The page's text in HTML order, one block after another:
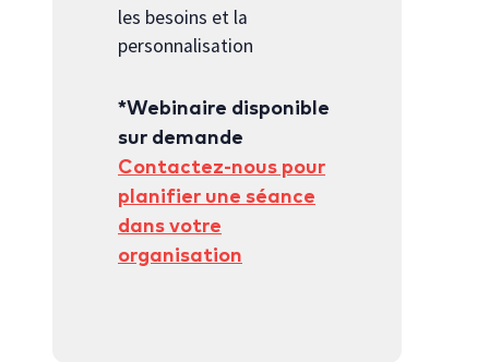
les besoins et la
personnalisation
*Webinaire disponible
sur demande
Contactez-nous pour
planifier une séance
dans votre
organisation